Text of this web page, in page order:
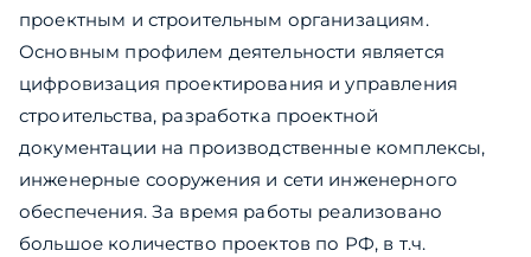
проектным и строительным организациям.
Основным профилем деятельности является
цифровизация проектирования и управления
строительства, разработка проектной
документации на производственные комплексы,
инженерные сооружения и сети инженерного
обеспечения. За время работы реализовано
большое количество проектов по РФ, в т.ч.